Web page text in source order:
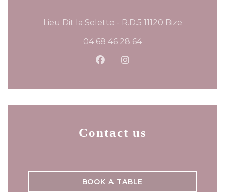
Lieu Dit la Selette - R.D.5 11120 Bize((opens in
04 68 46 28 64
Facebook ((opens in a
Instagram ((opens in
Contact us
BOOK A TABLE